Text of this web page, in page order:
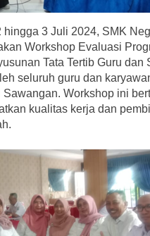
hingga 3 Juli 2024, SMK
Workshop Evaluasi
Tata Tertib Guru dan
seluruh guru dan
Sawangan. Workshop ini
kualitas kerja dan